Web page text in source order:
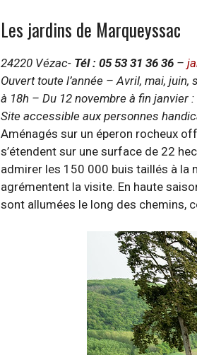
Les jardins de Marqueyssac
24220 Vézac- Tél : 05 53 31 36 36 –
Ouvert toute l’année – Avril, mai,
à 18h – Du 12 novembre à fin janvier :
Site accessible aux personnes
Aménagés sur un éperon rocheux
s’étendent sur une surface de 22
admirer les 150 000 buis taillés à la
agrémentent la visite. En haute
sont allumées le long des chemins,